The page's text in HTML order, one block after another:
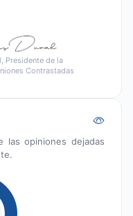
Presidente de la
Contrastadas
las opiniones dejadas